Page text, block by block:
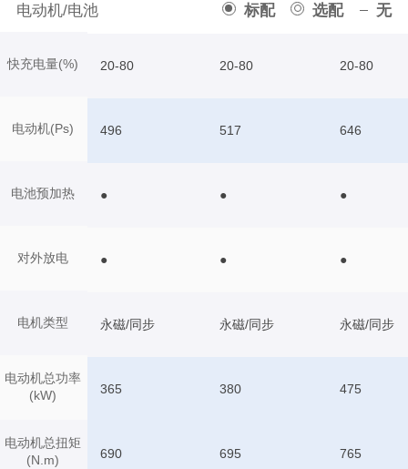
电动机/电池 标配 选配 无
快充电量(%)
电动机(Ps)
电池预加热
对外放电
电机类型
电动机总功率
(kW)
电动机总扭矩
(N.m)
20-80 20-80 20-80
496 517 646
● ● ●
● ● ●
永磁/同步 永磁/同步 永磁/同步
365 380 475
690 695 765